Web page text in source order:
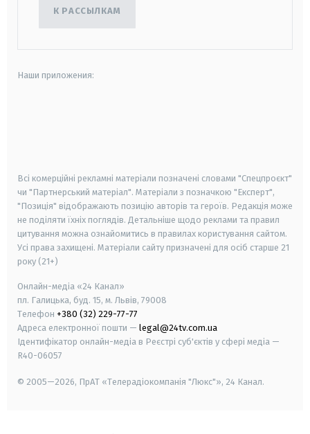
К РАССЫЛКАМ
Наши приложения:
Всі комерційні рекламні матеріали позначені словами "Спецпроєкт"
чи "Партнерський матеріал". Матеріали з позначкою "Експерт",
"Позиція" відображають позицію авторів та героїв. Редакція може
не поділяти їхніх поглядів. Детальніше щодо реклами та правил
цитування можна ознайомитись в правилах користування сайтом.
Усі права захищені. Матеріали сайту призначені для осіб старше 21
року (21+)
Онлайн-медіа «24 Канал»
пл. Галицька, буд. 15, м. Львів, 79008
Телефон +380 (32) 229-77-77
Адреса електронної пошти — legal@24tv.com.ua
Ідентифікатор онлайн-медіа в Реєстрі суб'єктів у сфері медіа —
R40-06057
© 2005—2026, ПрАТ «Телерадіокомпанія "Люкс"», 24 Канал.